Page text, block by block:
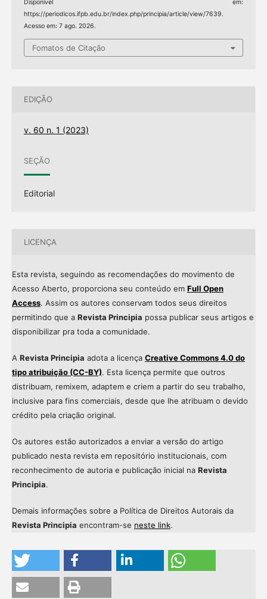
Disponível em:
https://periodicos.ifpb.edu.br/index.php/principia/article/view/7639.
Acesso em: 7 ago. 2026.
Fomatos de Citação
EDIÇÃO
v. 60 n. 1 (2023)
SEÇÃO
Editorial
LICENÇA
Esta revista, seguindo as recomendações do movimento de
Acesso Aberto, proporciona seu conteúdo em Full Open
Access. Assim os autores conservam todos seus direitos
permitindo que a Revista Principia possa publicar seus artigos e
disponibilizar pra toda a comunidade.
A Revista Principia adota a licença Creative Commons 4.0 do
tipo atribuição (CC-BY). Esta licença permite que outros
distribuam, remixem, adaptem e criem a partir do seu trabalho,
inclusive para fins comerciais, desde que lhe atribuam o devido
crédito pela criação original.
Os autores estão autorizados a enviar a versão do artigo
publicado nesta revista em repositório institucionais, com
reconhecimento de autoria e publicação inicial na Revista
Principia.
Demais informações sobre a Política de Direitos Autorais da
Revista Principia encontram-se neste link.